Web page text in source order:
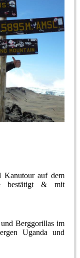
Kanutour auf dem
bestätigt & mit
Berggorillas im
Uganda und